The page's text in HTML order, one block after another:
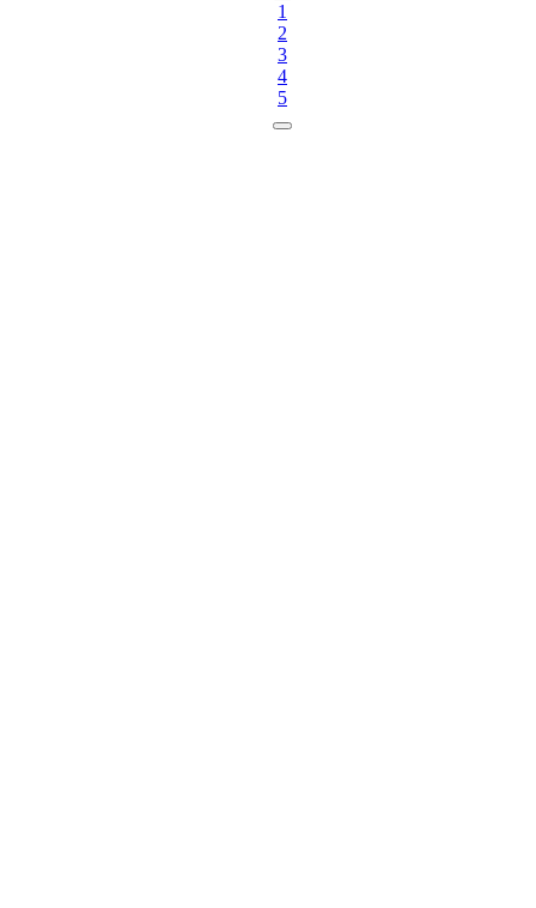
1
2
3
4
5